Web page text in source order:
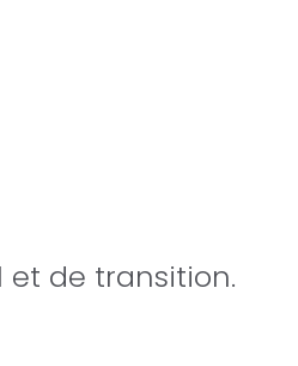
de transition.